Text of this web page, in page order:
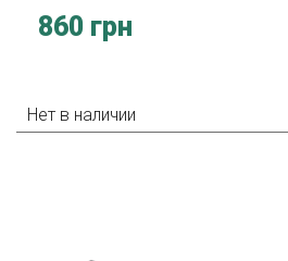
860 грн
Нет в наличии